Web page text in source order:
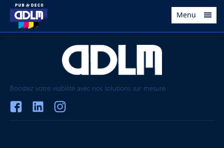
Menu
Boostez votre visibilité avec nos solutions sur mesure